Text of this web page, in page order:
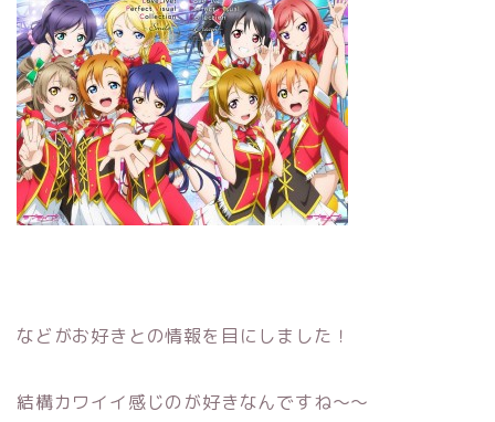
などがお好きとの情報を目にしました！
結構カワイイ感じのが好きなんですね〜〜